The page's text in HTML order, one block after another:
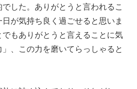
した。ありがとうと言われるこ
が気持ち良く過ごせると思いま
もありがとうと言えることに気
、この力を磨いてらっしゃると